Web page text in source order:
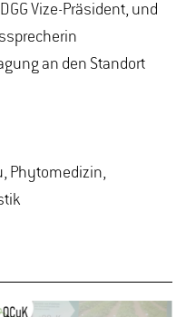
Vize-Präsident, und
an den Standort
Phytomedizin,